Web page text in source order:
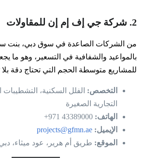
2. شركة جي إف إم إن للمقاولات
من الشركات الصاعدة في سوق دبي، بنت
بالمواعيد والشفافية في التسعير، وهو ما
للمشاريع متوسطة الحجم التي تحتاج دقة بلا
التخصص: الفلل السكنية، التشطيبات
التجارية الصغيرة
الهاتف:
الإيميل: projects@gfmn.ae
الموقع: طريق أم هرير، عود ميثاء،